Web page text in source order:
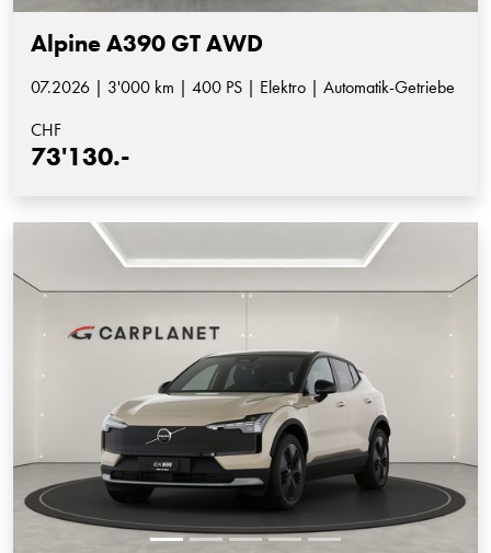
Alpine A390 GT AWD
07.2026 | 3'000 km | 400 PS | Elektro | Automatik-Getriebe
CHF
73'130.-